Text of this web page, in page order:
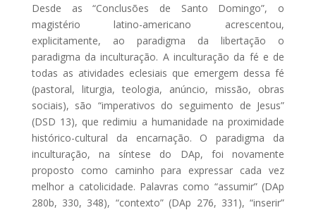
Desde as “Conclusões de Santo Domingo”, o
magistério latino-americano acrescentou,
explicitamente, ao paradigma da libertação o
paradigma da inculturação. A inculturação da fé e de
todas as atividades eclesiais que emergem dessa fé
(pastoral, liturgia, teologia, anúncio, missão, obras
sociais), são “imperativos do seguimento de Jesus”
(DSD 13), que redimiu a humanidade na proximidade
histórico-cultural da encarnação. O paradigma da
inculturação, na síntese do DAp, foi novamente
proposto como caminho para expressar cada vez
melhor a catolicidade. Palavras como “assumir” (DAp
280b, 330, 348), “contexto” (DAp 276, 331), “inserir”